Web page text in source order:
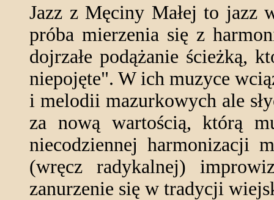
Jazz z Męciny Małej to jazz
próba mierzenia się z
dojrzałe podążanie ścieżką,
niepojęte". W ich muzyce
i melodii mazurkowych ale
za nową wartością, którą
niecodziennej harmonizacji
(wręcz radykalnej)
zanurzenie się w tradycji